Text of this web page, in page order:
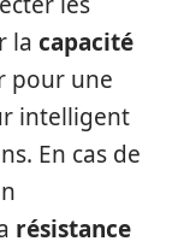
la capacité
pour une
intelligent
En cas de
résistance